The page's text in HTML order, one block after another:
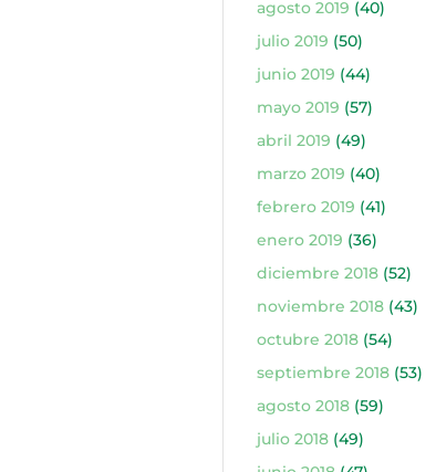
agosto 2019 (40)
julio 2019 (50)
junio 2019 (44)
mayo 2019 (57)
abril 2019 (49)
marzo 2019 (40)
febrero 2019 (41)
enero 2019 (36)
diciembre 2018(52)
noviembre 2018(43)
octubre 2018(54)
septiembre 2018(53)
agosto 2018(59)
julio 2018(49)